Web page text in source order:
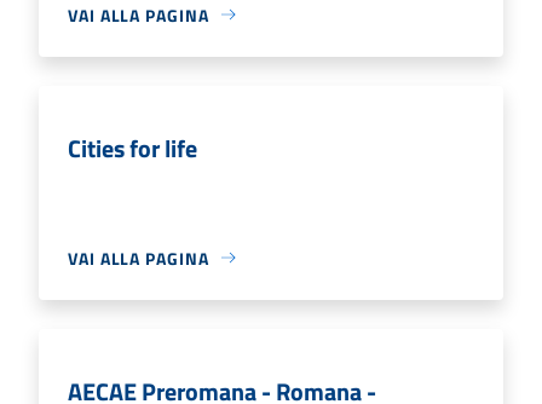
VAI ALLA PAGINA
Cities for life
VAI ALLA PAGINA
AECAE Preromana - Romana -